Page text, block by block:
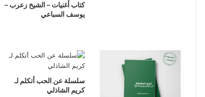
كتاب أغنيات – الشيخ زعرب –
يوسف السباعي
سلسلة عن الحب أتكلم لـ
كريم الشاذلي